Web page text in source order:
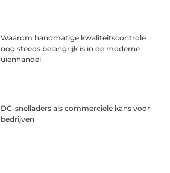
Waarom handmatige kwaliteitscontrole
nog steeds belangrijk is in de moderne
uienhandel
DC-snelladers als commerciële kans voor
bedrijven